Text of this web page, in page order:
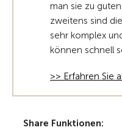
man sie zu
zweitens sind
sehr komplex
können schnell
>> Erfahren Sie
Share Funktionen: